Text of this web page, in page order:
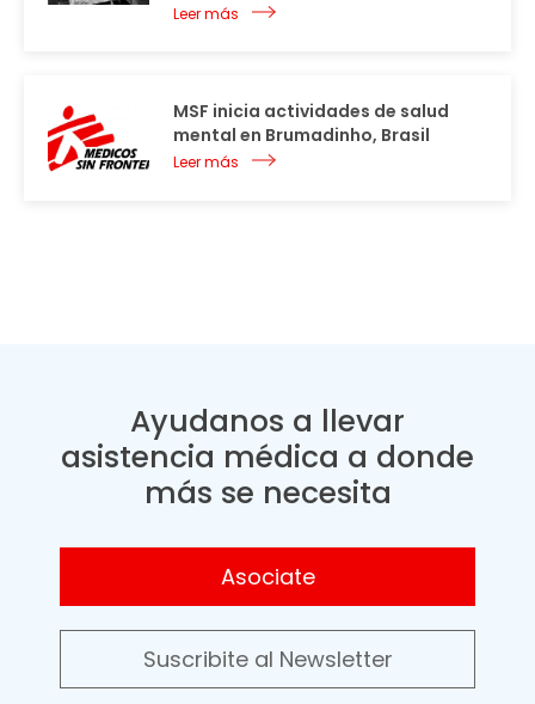
Leer más
MSF inicia actividades de salud
mental en Brumadinho, Brasil
Leer más
Ayudanos a llevar
asistencia médica a donde
más se necesita
Asociate
Suscribite al Newsletter